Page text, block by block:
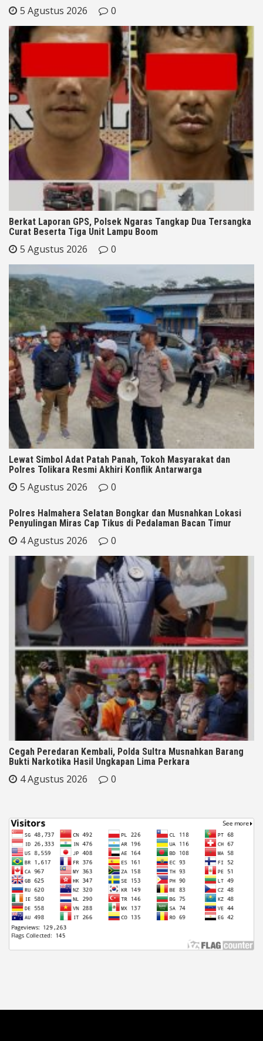
5 Agustus 2026 0
Berkat Laporan GPS, Polsek Ngaras Tangkap Dua Tersangka
Curat Beserta Tiga Unit Lampu Boom
5 Agustus 2026 0
Lewat Simbol Adat Patah Panah, Tokoh Masyarakat dan
Polres Tolikara Resmi Akhiri Konflik Antarwarga
5 Agustus 2026 0
Polres Halmahera Selatan Bongkar dan Musnahkan Lokasi
Penyulingan Miras Cap Tikus di Pedalaman Bacan Timur
4 Agustus 2026 0
Cegah Peredaran Kembali, Polda Sultra Musnahkan Barang
Bukti Narkotika Hasil Ungkapan Lima Perkara
4 Agustus 2026 0